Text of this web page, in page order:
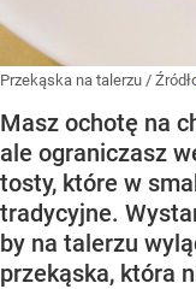
Przekąska na talerzu /
Masz ochotę na
ale ograniczasz
tosty, które w
tradycyjne.
by na talerzu
przekąska, która